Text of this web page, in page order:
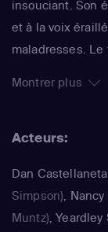
insouciant. Son
et à la voix
maladresses.
rendent joyeux
saison, est
Montrer plus
Acteurs:
Dan Castellaneta
Simpson)
Muntz) ,Yeardley